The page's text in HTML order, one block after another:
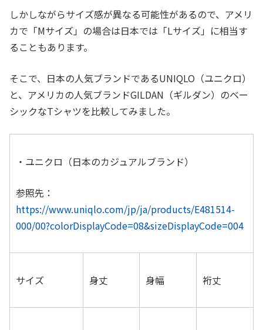
しかしながらサイズ感が異なる可能性があるので、アメリ
カで「Mサイズ」の場合は日本では「Lサイズ」に相当す
ることもあります。
そこで、日本の人気ブランドであるUNIQLO（ユニクロ）
と、アメリカの人気ブランドGILDAN（ギルダン）のベー
シックなTシャツを比較してみました。
・ユニクロ（日本のカジュアルブランド）
参照先：
https://www.uniqlo.com/jp/ja/products/E481514-
000/00?colorDisplayCode=08&sizeDisplayCode=004
サイズ 身丈 身幅 裄丈